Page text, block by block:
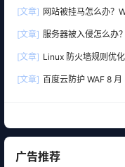
[文章] 网站被挂马怎么办？
[文章] 服务器被入侵怎么办
[文章] Linux 防火墙规则优
[文章] 百度云防护 WAF 8
广告推荐